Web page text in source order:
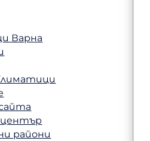
Варна
райони